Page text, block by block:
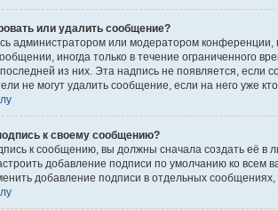
или удалить сообщение?
администратором или модератором
иногда только в течение ограниченного
из них. Эта надпись не появляется,
не могут удалить сообщение, если на него уже
к своему сообщению?
к сообщению, вы должны сначала создать её в
добавление подписи по умолчанию ко
добавление подписи в отдельных